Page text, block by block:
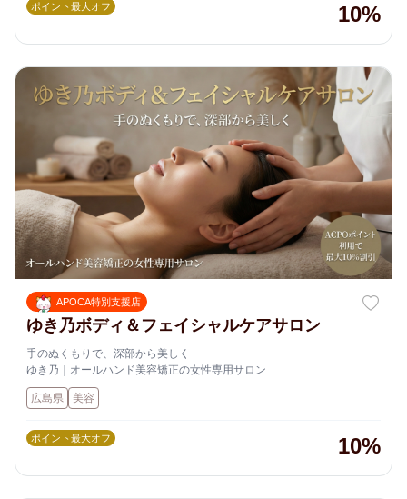
ポイント最大オフ 10%
APOCA特別支援店
ゆき乃ボディ＆フェイシャルケアサロン
手のぬくもりで、深部から美しく
ゆき乃｜オールハンド美容矯正の女性専用サロン
広島県 美容
ポイント最大オフ 10%